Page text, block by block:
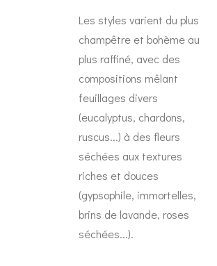
Les styles varient du plus
champêtre et bohème au
plus raffiné, avec des
compositions mêlant
feuillages divers
(eucalyptus, chardons,
ruscus...) à des fleurs
séchées aux textures
riches et douces
(gypsophile, immortelles,
brins de lavande, roses
séchées...).